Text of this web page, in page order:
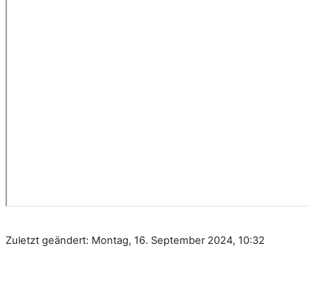
Zuletzt geändert: Montag, 16. September 2024, 10:32